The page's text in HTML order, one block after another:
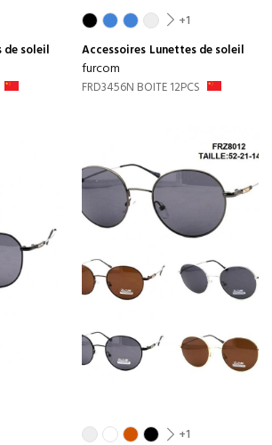
de soleil
+1
Accessoires Lunettes de soleil
furcom
FRD3456N BOITE 12PCS
+1